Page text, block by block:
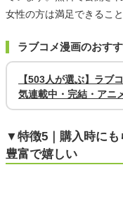
女性の方は満足できるこ
ラブコメ漫画のおす
【503人が選ぶ】ラブ
気連載中・完結・アニ
▼特徴5｜購入時にも
豊富で嬉しい